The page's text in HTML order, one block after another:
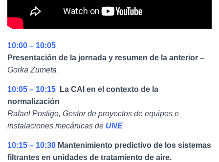
10:00 – 10:05
Presentación de la jornada y resumen de la anterior –
Gorka Zumeta
10:05 – 10:15
La CAI en el contexto de la
normalización
Rafael Postigo, Gestor de proyectos de equipos e
instalaciones mecánicas de UNE
10:15 – 10:30 Mantenimiento predictivo de los sistemas
filtrantes en unidades de tratamiento de aire.